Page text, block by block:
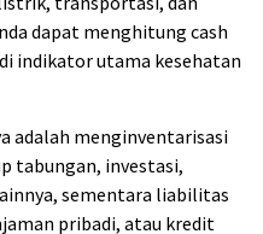
dapat menghitung cash
indikator utama kesehatan
adalah menginventarisasi
tabungan, investasi,
sementara liabilitas
pribadi, atau kredit